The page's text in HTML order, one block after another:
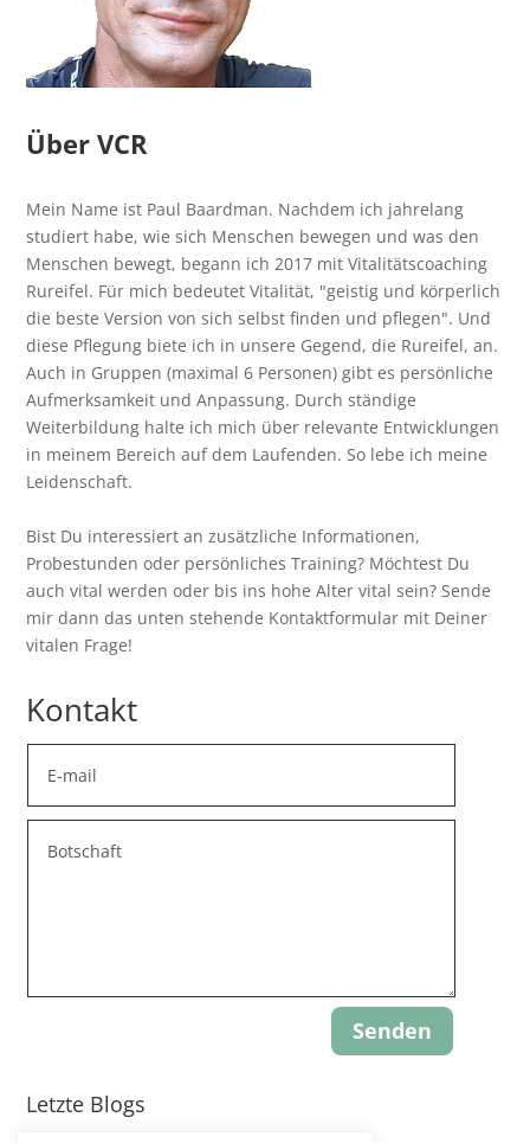
Über VCR
Mein Name ist Paul Baardman. Nachdem ich jahrelang
studiert habe, wie sich Menschen bewegen und was den
Menschen bewegt, begann ich 2017 mit Vitalitätscoaching
Rureifel. Für mich bedeutet Vitalität, "geistig und körperlich
die beste Version von sich selbst finden und pflegen". Und
diese Pflegung biete ich in unsere Gegend, die Rureifel, an.
Auch in Gruppen (maximal 6 Personen) gibt es persönliche
Aufmerksamkeit und Anpassung. Durch ständige
Weiterbildung halte ich mich über relevante Entwicklungen
in meinem Bereich auf dem Laufenden. So lebe ich meine
Leidenschaft.
Bist Du interessiert an zusätzliche Informationen,
Probestunden oder persönliches Training? Möchtest Du
auch vital werden oder bis ins hohe Alter vital sein? Sende
mir dann das unten stehende Kontaktformular mit Deiner
vitalen Frage!
Kontakt
Senden
Letzte Blogs